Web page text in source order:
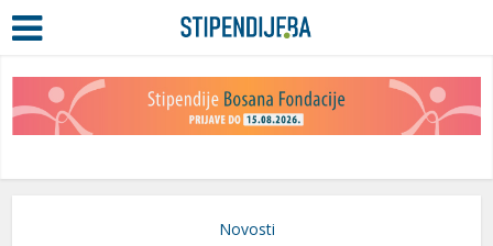
Novosti